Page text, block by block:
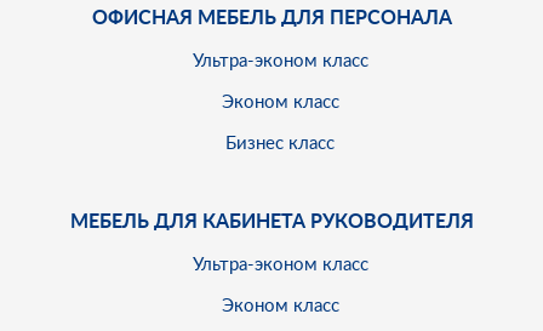
ОФИСНАЯ МЕБЕЛЬ ДЛЯ ПЕРСОНАЛА
Ультра-эконом класс
Эконом класс
Бизнес класс
МЕБЕЛЬ ДЛЯ КАБИНЕТА РУКОВОДИТЕЛЯ
Ультра-эконом класс
Эконом класс